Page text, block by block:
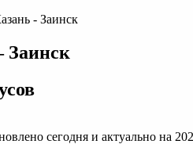
- Заинск
Заинск
сегодня и актуально на